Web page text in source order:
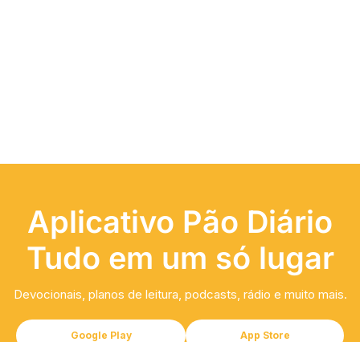
Aplicativo Pão Diário
Tudo em um só lugar
Devocionais, planos de leitura, podcasts, rádio e muito mais.
Google Play App Store